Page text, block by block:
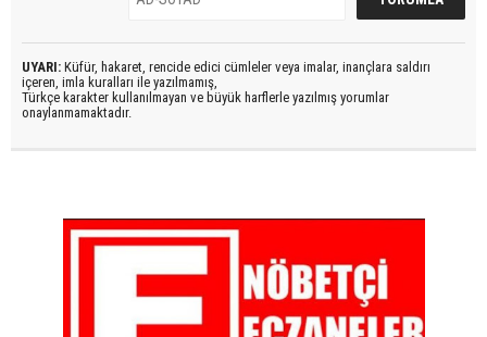
UYARI: Küfür, hakaret, rencide edici cümleler veya imalar, inançlara saldırı
içeren, imla kuralları ile yazılmamış,
Türkçe karakter kullanılmayan ve büyük harflerle yazılmış yorumlar
onaylanmamaktadır.